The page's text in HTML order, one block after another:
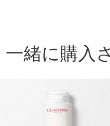
一緒に購入
コンテンツへ移動